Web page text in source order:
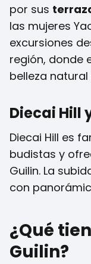
por sus
las mujeres
excursiones
región, donde
belleza
Diecai Hill
Diecai Hill es
budistas y
Guilin. La
con
¿Qué
Guilin?